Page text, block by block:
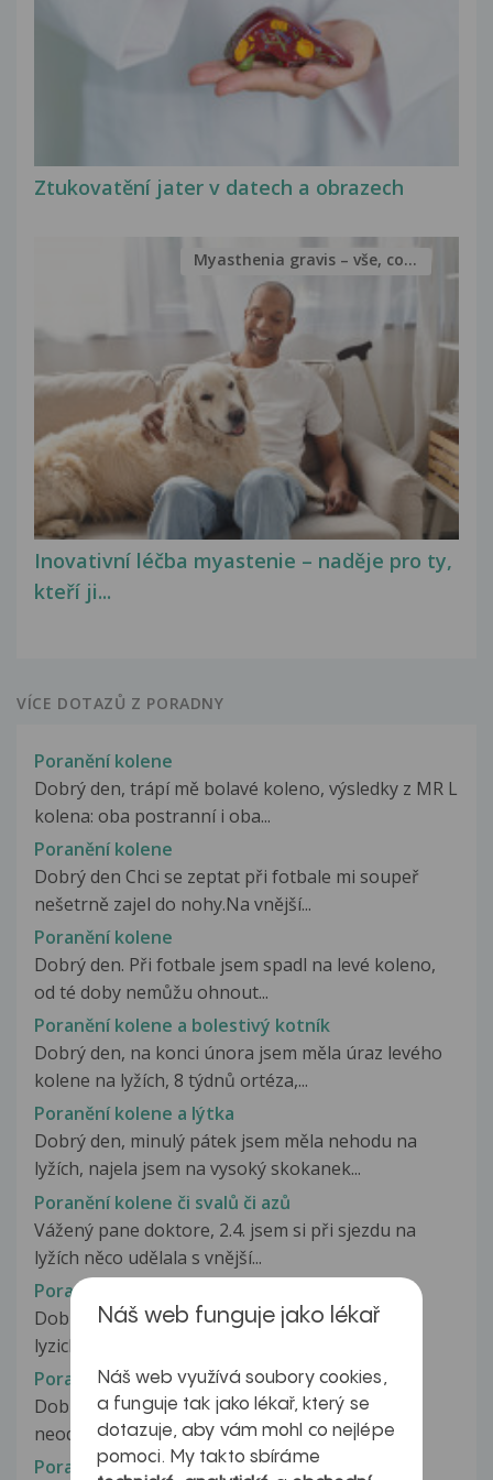
Ztukovatění jater v datech a obrazech
Inovativní léčba myastenie – naděje pro ty,
kteří ji...
Myasthenia gravis – vše, co...
VÍCE DOTAZŮ Z PORADNY
Poranění kolene
Dobrý den, trápí mě bolavé koleno, výsledky z MR L
kolena: oba postranní i oba...
Poranění kolene
Dobrý den Chci se zeptat při fotbale mi soupeř
nešetrně zajel do nohy.Na vnější...
Poranění kolene
Dobrý den. Při fotbale jsem spadl na levé koleno,
od té doby nemůžu ohnout...
Poranění kolene a bolestivý kotník
Dobrý den, na konci února jsem měla úraz levého
kolene na lyžích, 8 týdnů ortéza,...
Poranění kolene a lýtka
Dobrý den, minulý pátek jsem měla nehodu na
lyžích, najela jsem na vysoký skokanek...
Poranění kolene či svalů či azů
Vážený pane doktore, 2.4. jsem si při sjezdu na
lyžích něco udělala s vnější...
Poranění kolene na lyžích
Dobrý den, v sobotu jsem si zranila koleno na
lyzich. Jeste ten den jsem docela...
Poranění kolene na lyžích
Dobrý den, před 14 dny jsem spadla na lyžích,
neodepla se mi lyže a cítil jsem...
Poranění kolene na snowboardu
Náš web funguje jako lékař
Náš web využívá soubory cookies,
a funguje tak jako lékař, který se
dotazuje, aby vám mohl co nejlépe
pomoci. My takto sbíráme